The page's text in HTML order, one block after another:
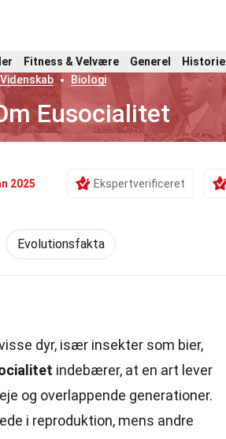
Fitness & Velvære Generel Historie
Videnskab Biologi
Eusocialitet
2025 Ekspertverificeret
Evolutionsfakta
dyr, især insekter som bier,
indebærer, at en art lever
og overlappende generationer.
i reproduktion, mens andre